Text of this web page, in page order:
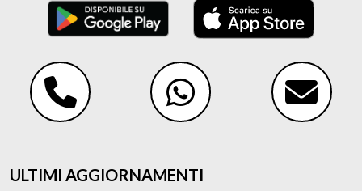
ULTIMI AGGIORNAMENTI